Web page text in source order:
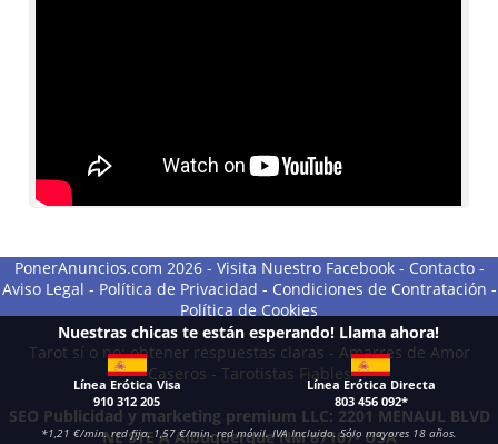
PonerAnuncios.com 2026 - Visita Nuestro Facebook- Contacto-
Aviso Legal - Política de Privacidad - Condiciones de Contratación -
Política de Cookies
Tarot sí o no: obtener respuestas claras - Amarres de Amor
Caseros - Tarotistas Fiables
SEO Publicidad y marketing premium LLC: 2201 MENAUL BLVD
NE STE A Albuquerque NM 87107- USA
Nuestras chicas te están esperando! Llama ahora!
Línea Erótica Visa
910 312 205
Línea Erótica Directa
803 456 092*
*1,21 €/min. red fija, 1,57 €/min. red móvil. IVA Incluido. Sólo mayores 18 años.